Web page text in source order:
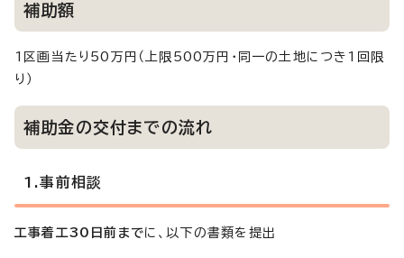
補助額
1区画当たり50万円（上限500万円・同一の土地につき1回限
り）
補助金の交付までの流れ
1.事前相談
工事着工30日前までに、以下の書類を提出